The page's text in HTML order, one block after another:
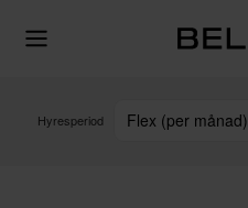
Hyresperiod Flex (per månad)